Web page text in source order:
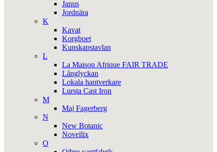
Janus
Jordnära
K
Kavat
Korgboet
Kunskapstavlan
L
La Maison Afrique FAIR TRADE
Långlyckan
Lokala hantverkare
Lursta Cast Iron
M
Maj Fagerberg
N
New Botanic
Novellix
O